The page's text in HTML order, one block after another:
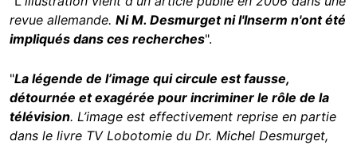
revue allemande. Ni M. Desmurget ni l'Inserm n'ont été
impliqués dans ces recherches".
"La légende de l’image qui circule est fausse,
détournée et exagérée pour incriminer le rôle de la
télévision. L’image est effectivement reprise en partie
dans le livre TV Lobotomie du Dr. Michel Desmurget,